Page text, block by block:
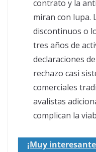
contrato y la
miran con lupa.
discontinuos o
tres años de
declaraciones
rechazo casi
comerciales
avalistas
complican la
¡Muy